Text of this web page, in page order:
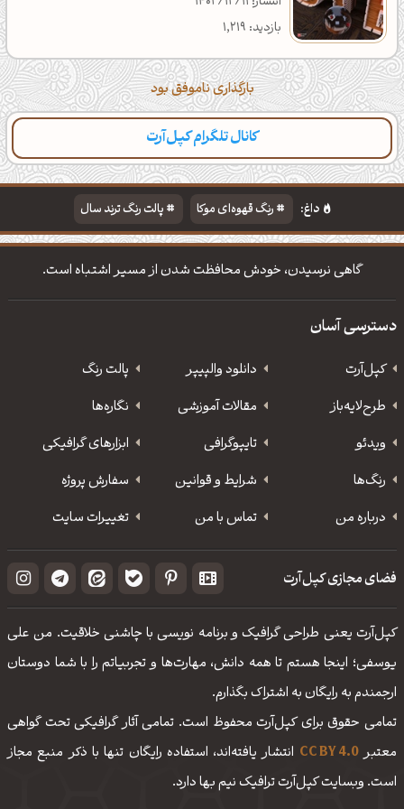
بازدید: 1,219
بارگذاری ناموفق بود
کانال تلگرام کپل‌آرت
داغ: رنگ قهوه‌ای موکا
پالت رنگ ترند سال
دانلود والپیپر مذهبی
تایپوگرافی شعر مولانا
گاهی نرسیدن، خودش محافظت شدن از مسیر اشتباه است.
دسترسی آسان
کپل‌آرت دانلود‌ والپیپر
پالت رنگ
طرح‌لایه‌باز
مقالات آموزشی
نگاره‌ها
ویدئو
‌تایپوگرافی
ابزارهای گرافیکی
رنگ‌ها
شرایط و قوانین
سفارش پروژه
درباره من
تماس با من تغییرات سایت
فضای مجازی کپل‌آرت
کپل‌آرت یعنی طراحی گرافیک و برنامه نویسی با چاشنی خلاقیت. من علی
یوسفی؛ اینجا هستم تا همه دانش، مهارت‌‌ها و تجربیاتم را با شما دوستان
ارجمندم به رایگان به اشتراک بگذارم.
تمامی حقوق برای کپل‌آرت محفوظ است. تمامی آثار گرافیکی تحت گواهی
معتبرCC BY 4.0 انتشار یافته‌اند، استفاده رایگان تنها با ذکر منبع مجاز
است. وبسایت کپل‌آرت ترافیک نیم بها دارد.